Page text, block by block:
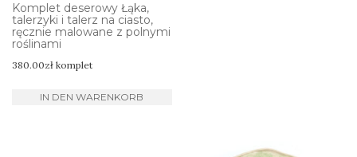
Komplet deserowy Łąka,
talerzyki i talerz na ciasto,
ręcznie malowane z polnymi
roślinami
380.00zł komplet
IN DEN WARENKORB